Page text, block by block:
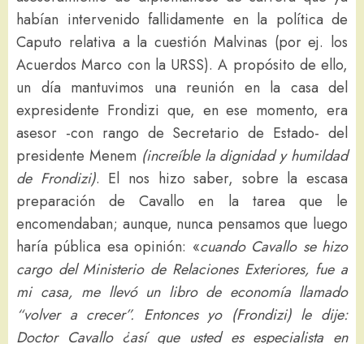
habían intervenido fallidamente en la política de
Caputo relativa a la cuestión Malvinas (por ej. los
Acuerdos Marco con la URSS). A propósito de ello,
un día mantuvimos una reunión en la casa del
expresidente Frondizi que, en ese momento, era
asesor -con rango de Secretario de Estado- del
presidente Menem (increíble la dignidad y humildad
de Frondizi). El nos hizo saber, sobre la escasa
preparación de Cavallo en la tarea que le
encomendaban; aunque, nunca pensamos que luego
haría pública esa opinión: «cuando Cavallo se hizo
cargo del Ministerio de Relaciones Exteriores, fue a
mi casa, me llevó un libro de economía llamado
“volver a crecer”. Entonces yo (Frondizi) le dije:
Doctor Cavallo ¿así que usted es especialista en